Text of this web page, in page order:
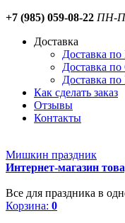
+7 (985) 059-08-22 ПН-
Доставка
Доставка
Доставка
Доставка по
Как сделать заказ
Отзывы
Контакты
Мишкин праздник
Интернет-магазин
Все для праздника в
Корзина: 0